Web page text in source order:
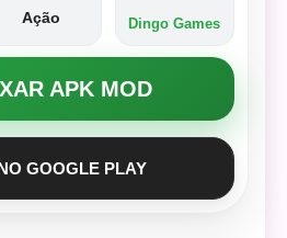
Ação Dingo Games
APK MOD
GOOGLE PLAY